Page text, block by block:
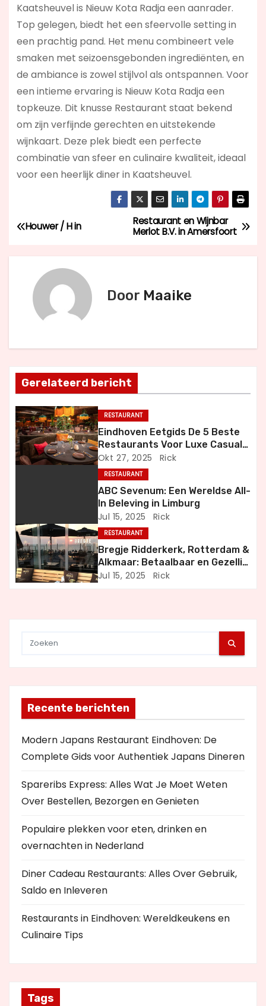
Kaatsheuvel is Nieuw Kota Radja een aanrader.
Top gelegen, biedt het een sfeervolle setting in
een prachtig pand. Het menu combineert vele
smaken met seizoensgebonden ingrediënten, en
de ambiance is zowel stijlvol als ontspannen. Voor
een intieme ervaring is Nieuw Kota Radja een
topkeuze. Dit knusse Restaurant staat bekend
om zijn verfijnde gerechten en uitstekende
wijnkaart. Deze plek biedt een perfecte
combinatie van sfeer en culinaire kwaliteit, ideaal
voor een heerlijk diner in Kaatsheuvel.
B
e
h
t
n
a
v
a
t
i
Restaurant en Wijnbar
Merlot B.V. in Amersfoort
Houwer / H in
Door Maaike
Gerelateerd bericht
RESTAURANT
Eindhoven Eetgids De 5 Beste
Restaurants Voor Luxe Casual
en Bijzondere Momenten
Okt 27, 2025 Rick
RESTAURANT
ABC Sevenum: Een Wereldse All-
In Beleving in Limburg
Jul 15, 2025 Rick
RESTAURANT
Bregje Ridderkerk, Rotterdam &
Alkmaar: Betaalbaar en Gezellig
Uit Eten
Jul 15, 2025 Rick
Recente berichten
Modern Japans Restaurant Eindhoven: De
Complete Gids voor Authentiek Japans Dineren
Spareribs Express: Alles Wat Je Moet Weten
Over Bestellen, Bezorgen en Genieten
Populaire plekken voor eten, drinken en
overnachten in Nederland
Diner Cadeau Restaurants: Alles Over Gebruik,
Saldo en Inleveren
Restaurants in Eindhoven: Wereldkeukens en
Culinaire Tips
Tags